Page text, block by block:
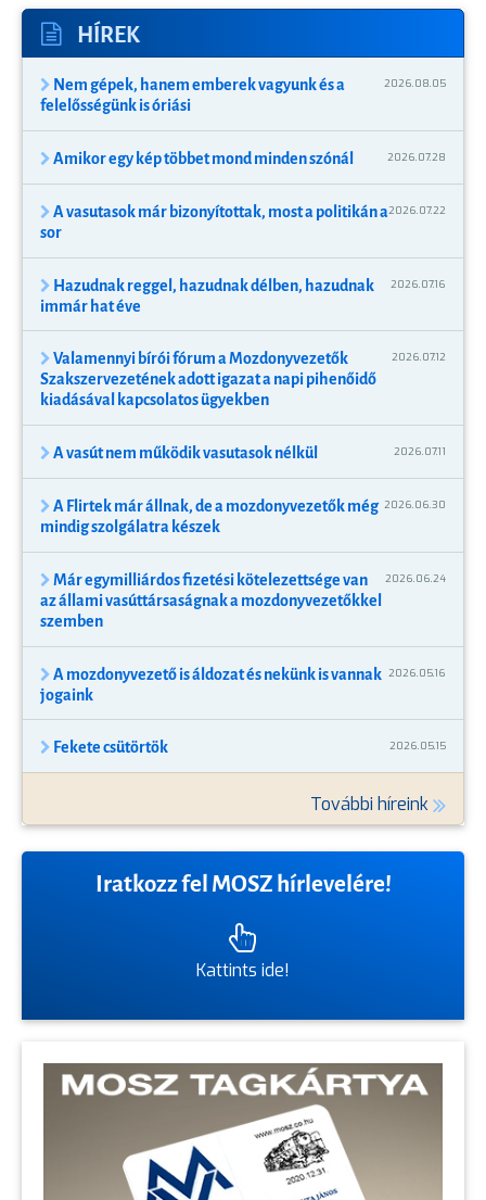
HÍREK
Nem gépek, hanem emberek vagyunk és a
felelősségünk is óriási
2026.08.05
Amikor egy kép többet mond minden szónál 2026.07.28
A vasutasok már bizonyítottak, most a politikán a
sor
2026.07.22
Hazudnak reggel, hazudnak délben, hazudnak
immár hat éve
2026.07.16
Valamennyi bírói fórum a Mozdonyvezetők
Szakszervezetének adott igazat a napi pihenőidő
kiadásával kapcsolatos ügyekben
2026.07.12
A vasút nem működik vasutasok nélkül 2026.07.11
A Flirtek már állnak, de a mozdonyvezetők még
mindig szolgálatra készek
2026.06.30
Már egymilliárdos fizetési kötelezettsége van
az állami vasúttársaságnak a mozdonyvezetőkkel
szemben
2026.06.24
A mozdonyvezető is áldozat és nekünk is vannak
jogaink
2026.05.16
Fekete csütörtök 2026.05.15
További híreink
Iratkozz fel MOSZ hírlevelére!
Kattints ide!